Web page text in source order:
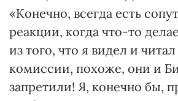
«Конечно, всегда есть
реакции, когда что-то
из того, что я видел и
комиссии, похоже, они и
запретили! Я, конечно бы,